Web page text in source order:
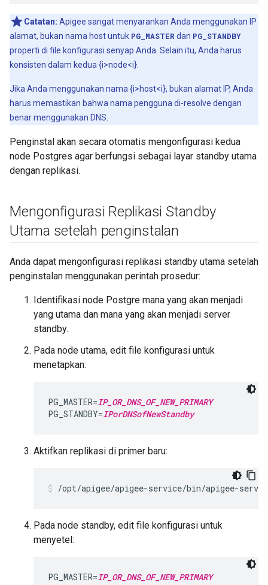
Catatan: Apigee sangat menyarankan Anda menggunakan IP
alamat, bukan nama host untuk PG_MASTER dan PG_STANDBY
properti di file konfigurasi senyap Anda. Selain itu, Anda harus
konsisten dalam kedua {i>node<i}.
Jika Anda menggunakan nama {i>host<i}, bukan alamat IP, Anda
harus memastikan bahwa nama pengguna di-resolve dengan
benar menggunakan DNS.
Penginstal akan secara otomatis mengonfigurasi kedua
node Postgres agar berfungsi sebagai layar standby utama
dengan replikasi.
Mengonfigurasi Replikasi Standby
Utama setelah penginstalan
Anda dapat mengonfigurasi replikasi standby utama setelah
penginstalan menggunakan perintah prosedur:
Identifikasi node Postgre mana yang akan menjadi
yang utama dan mana yang akan menjadi server
standby.
Pada node utama, edit file konfigurasi untuk
menetapkan:
PG_MASTER=IP_OR_DNS_OF_NEW_PRIMARY
PG_STANDBY=IPorDNSofNewStandby
Aktifkan replikasi di primer baru:
/opt/apigee/apigee-service/bin/apigee-
Pada node standby, edit file konfigurasi untuk
menyetel:
PG_MASTER=IP_OR_DNS_OF_NEW_PRIMARY